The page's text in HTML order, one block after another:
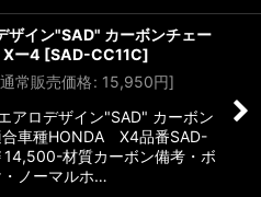
ザイン"SAD" カーボンチェー
Xー4 [SAD-CC11C]
通常販売価格: 15,950円]
アロデザイン"SAD" カーボン
合車種HONDA X4品番SAD-
14,500-材質カーボン備考・ボ
ノーマルホ…